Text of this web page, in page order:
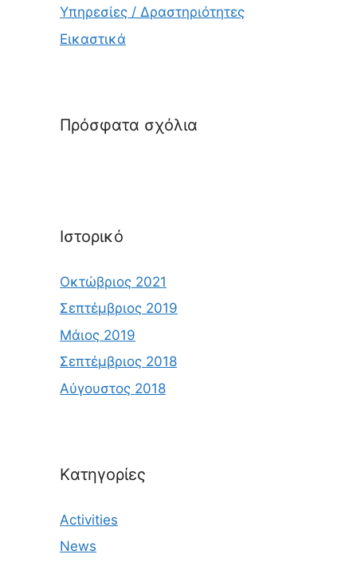
Υπηρεσίες / Δραστηριότητες
Εικαστικά
Πρόσφατα σχόλια
Ιστορικό
Οκτώβριος 2021
Σεπτέμβριος 2019
Μάιος 2019
Σεπτέμβριος 2018
Αύγουστος 2018
Kατηγορίες
Activities
News